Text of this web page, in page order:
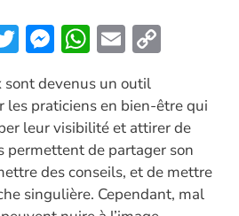
T
itt
er
M
se
n
g
er
W
at
s
A
p
E
ai
l
p
y
Li
n
sont devenus un outil
les praticiens en bien-être qui
leur visibilité et attirer de
permettent de partager son
des conseils, et de mettre
singulière. Cependant, mal